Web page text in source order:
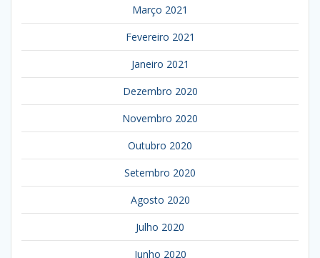
Março 2021
Fevereiro 2021
Janeiro 2021
Dezembro 2020
Novembro 2020
Outubro 2020
Setembro 2020
Agosto 2020
Julho 2020
Junho 2020